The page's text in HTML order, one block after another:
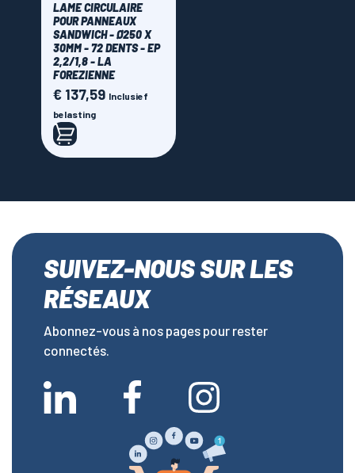
LAME CIRCULAIRE
POUR PANNEAUX
SANDWICH - Ø250 X
30MM - 72 DENTS - EP
2,2/1,8 - LA
FOREZIENNE
Prijs
€ 137,59 Inclusief
belasting
SUIVEZ-NOUS SUR LES
RÉSEAUX
Abonnez-vous à nos pages pour rester
connectés.